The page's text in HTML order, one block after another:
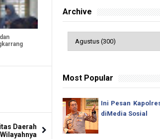
Daerah
Archive
Most Popular
Ini Pesan
diMedia Sosial